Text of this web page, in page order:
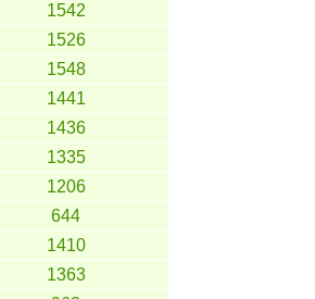
1542
1526
1548
1441
1436
1335
1206
644
1410
1363